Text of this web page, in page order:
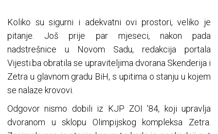
Koliko su sigurni i adekvatni ovi prostori, veliko je
pitanje. Još prije par mjeseci, nakon pada
nadstrešnice u Novom Sadu, redakcija portala
Vijesti.ba obratila se upraviteljima dvorana Skenderija i
Zetra u glavnom gradu BiH, s upitima o stanju u kojem
se nalaze krovovi.
Odgovor nismo dobili iz KJP ZOI '84, koji upravlja
dvoranom u sklopu Olimpijskog kompleksa Zetra.